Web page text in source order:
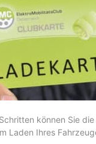
können Sie die
Laden Ihres